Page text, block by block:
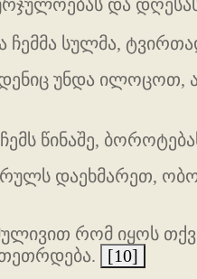
და
სულმა,
უნდა ილოცოთ,
წინაშე,
დაეხმარეთ,
რომ იყოს
[10]